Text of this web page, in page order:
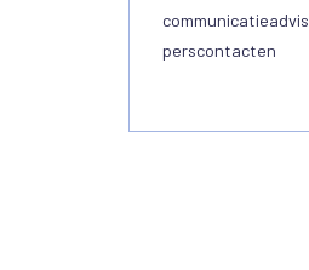
perscontacten